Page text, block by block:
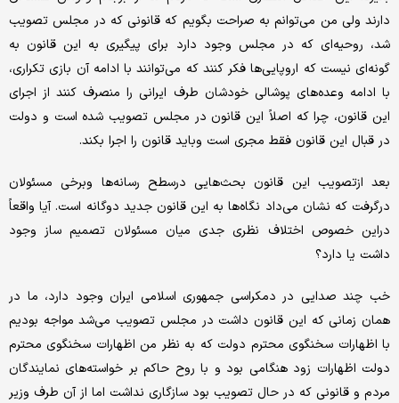
دارند ولی من می‌توانم به صراحت بگویم که قانونی که در مجلس تصویب
شد، روحیه‌ای که در مجلس وجود دارد برای پیگیری به این قانون به
گونه‌ای نیست که اروپایی‌ها فکر کنند که می‌توانند با ادامه آن بازی تکراری،
با ادامه وعده‌های پوشالی خودشان طرف ایرانی را منصرف کنند از اجرای
این قانون، چرا که اصلاً این قانون در مجلس تصویب شده است و دولت
در قبال این قانون فقط مجری است وباید قانون را اجرا بکند.
بعد ازتصویب این قانون بحث‌هایی درسطح رسانه‌ها وبرخی مسئولان
درگرفت که نشان می‌داد نگاه‌ها به این قانون جدید دوگانه است. آیا واقعاً
دراین خصوص اختلاف نظری جدی میان مسئولان تصمیم ساز وجود
داشت یا دارد؟
خب چند صدایی در دمکراسی جمهوری اسلامی ایران وجود دارد، ما در
همان زمانی که این قانون داشت در مجلس تصویب می‌شد مواجه بودیم
با اظهارات سخنگوی محترم دولت که به نظر من اظهارات سخنگوی محترم
دولت اظهارات زود هنگامی بود و با روح حاکم بر خواسته‌های نمایندگان
مردم و قانونی که در حال تصویب بود سازگاری نداشت اما از آن طرف وزیر